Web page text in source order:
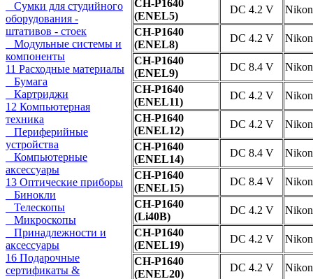
Сумки для студийного
оборудования -
штативов - стоек
Модульные системы и
компоненты
11 Расходные материалы
Бумага
Картриджи
12 Компьютерная
техника
Периферийные
устройства
Компьютерные
аксессуары
13 Оптические приборы
Бинокли
Телескопы
Микроскопы
Принадлежности и
аксессуары
16 Подарочные
сертификаты &
CH-P1640
(ENEL5)
DC 4.2 V
Nikon
CH-P1640
(ENEL8)
DC 4.2 V
Nikon
CH-P1640
(ENEL9)
DC 8.4 V
Nikon
CH-P1640
(ENEL11)
DC 4.2 V
Nikon
CH-P1640
(ENEL12)
DC 4.2 V
Nikon
CH-P1640
(ENEL14)
DC 8.4 V
Nikon
CH-P1640
(ENEL15)
DC 8.4 V
Nikon
CH-P1640
(Li40B)
DC 4.2 V
Nikon
CH-P1640
(ENEL19)
DC 4.2 V
Nikon
CH-P1640
(ENEL20)
DC 4.2 V
Nikon